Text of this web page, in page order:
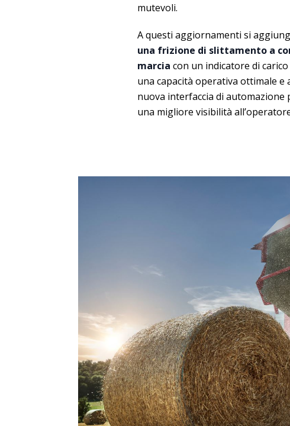
mutevoli.
A questi aggiornamenti si
una frizione di slittamento a
marcia con un indicatore di
una capacità operativa ottimale e
nuova interfaccia di
una migliore visibilità